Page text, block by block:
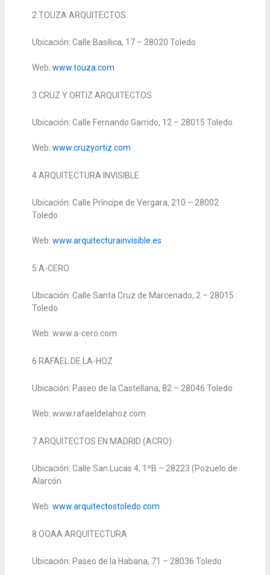
2 TOUZA ARQUITECTOS
Ubicación: Calle Basílica, 17 – 28020 Toledo
Web: www.touza.com
3 CRUZ Y ORTIZ ARQUITECTOS
Ubicación: Calle Fernando Garrido, 12 – 28015 Toledo
Web: www.cruzyortiz.com
4 ARQUITECTURA INVISIBLE
Ubicación: Calle Príncipe de Vergara, 210 – 28002
Toledo
Web: www.arquitecturainvisible.es
5 A-CERO
Ubicación: Calle Santa Cruz de Marcenado, 2 – 28015
Toledo
Web: www.a-cero.com
6 RAFAEL DE LA-HOZ
Ubicación: Paseo de la Castellana, 82 – 28046 Toledo
Web: www.rafaeldelahoz.com
7ARQUITECTOS EN MADRID (ACRO)
Ubicación: Calle San Lucas 4, 1ºB – 28223 (Pozuelo de
Alarcón
Web: www.arquitectostoledo.com
8 OOAA ARQUITECTURA
Ubicación: Paseo de la Habana, 71 – 28036 Toledo